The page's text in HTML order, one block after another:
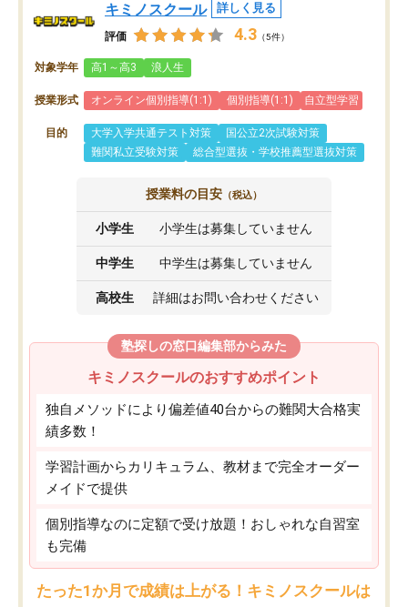
キミノスクール 詳しく見る
評価 4.3 （5件）
対象学年 高1～高3 浪人生
授業形式 オンライン個別指導(1:1) 個別指導(1:1) 自立型学習
目的 大学入学共通テスト対策
国公立2次試験対策
難関私立受験対策
総合型選抜・学校推薦型選抜対策
授業料の目安 （税込）
小学生 小学生は募集していません
中学生 中学生は募集していません
高校生 詳細はお問い合わせください
塾探しの窓口編集部からみた
キミノスクールのおすすめポイント
独自メソッドにより偏差値40台からの難関大合格実
績多数！
学習計画からカリキュラム、教材まで完全オーダー
メイドで提供
個別指導なのに定額で受け放題！おしゃれな自習室
も完備
たった1か月で成績は上がる！キミノスクールは